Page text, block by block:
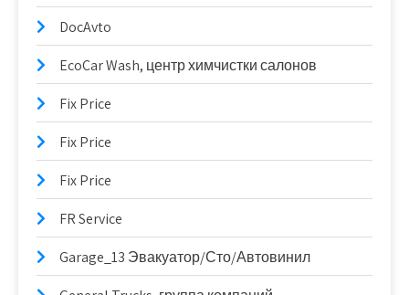
DocAvto
EcoCar Wash, центр химчистки салонов
Fix Price
Fix Price
Fix Price
FR Service
Garage_13 Эвакуатор/Сто/Автовинил